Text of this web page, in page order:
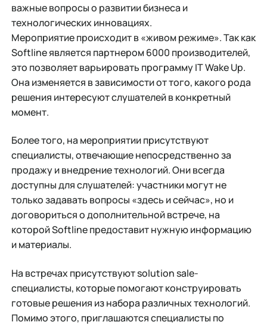
важные вопросы о развитии бизнеса и
технологических инновациях.
Мероприятие происходит в «живом режиме». Так как
Softline является партнером 6000 производителей,
это позволяет варьировать программу IT Wake Up.
Она изменяется в зависимости от того, какого рода
решения интересуют слушателей в конкретный
момент.
Более того, на мероприятии присутствуют
специалисты, отвечающие непосредственно за
продажу и внедрение технологий. Они всегда
доступны для слушателей: участники могут не
только задавать вопросы «здесь и сейчас», но и
договориться о дополнительной встрече, на
которой Softline предоставит нужную информацию
и материалы.
На встречах присутствуют solution sale-
специалисты, которые помогают конструировать
готовые решения из набора различных технологий.
Помимо этого, приглашаются специалисты по